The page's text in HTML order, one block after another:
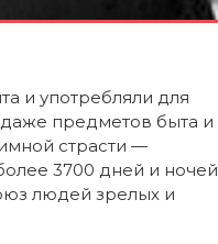
и употребляли для
предметов быта и
страсти —
3700 дней и ночей
людей зрелых и